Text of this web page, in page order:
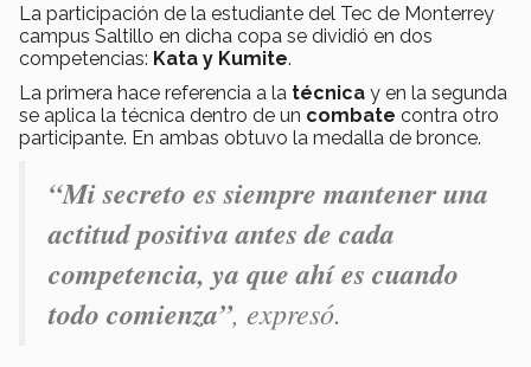
La participación de la estudiante del Tec de Monterrey
campus Saltillo en dicha copa se dividió en dos
competencias: Kata y Kumite.
La primera hace referencia a la técnica y en la segunda
se aplica la técnica dentro de un combate contra otro
participante. En ambas obtuvo la medalla de bronce.
“Mi secreto es siempre mantener una
actitud positiva antes de cada
competencia, ya que ahí es cuando
todo comienza”, expresó.